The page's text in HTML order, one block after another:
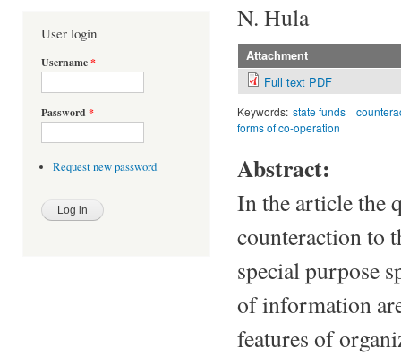
User login
Username*
Password *
Request new password
N. Hula
Attachment
Full text PDF
Keywords: state funds
forms of co-operation
Abstract:
In the article the
counteraction to
special purpose
of information
features of